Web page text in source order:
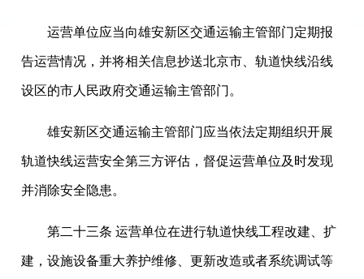
运营单位应当向雄安新区交通运输主管部门定期报
告运营情况，并将相关信息抄送北京市、轨道快线沿线
设区的市人民政府交通运输主管部门。
雄安新区交通运输主管部门应当依法定期组织开展
轨道快线运营安全第三方评估，督促运营单位及时发现
并消除安全隐患。
第二十三条 运营单位在进行轨道快线工程改建、扩
建，设施设备重大养护维修、更新改造或者系统调试等